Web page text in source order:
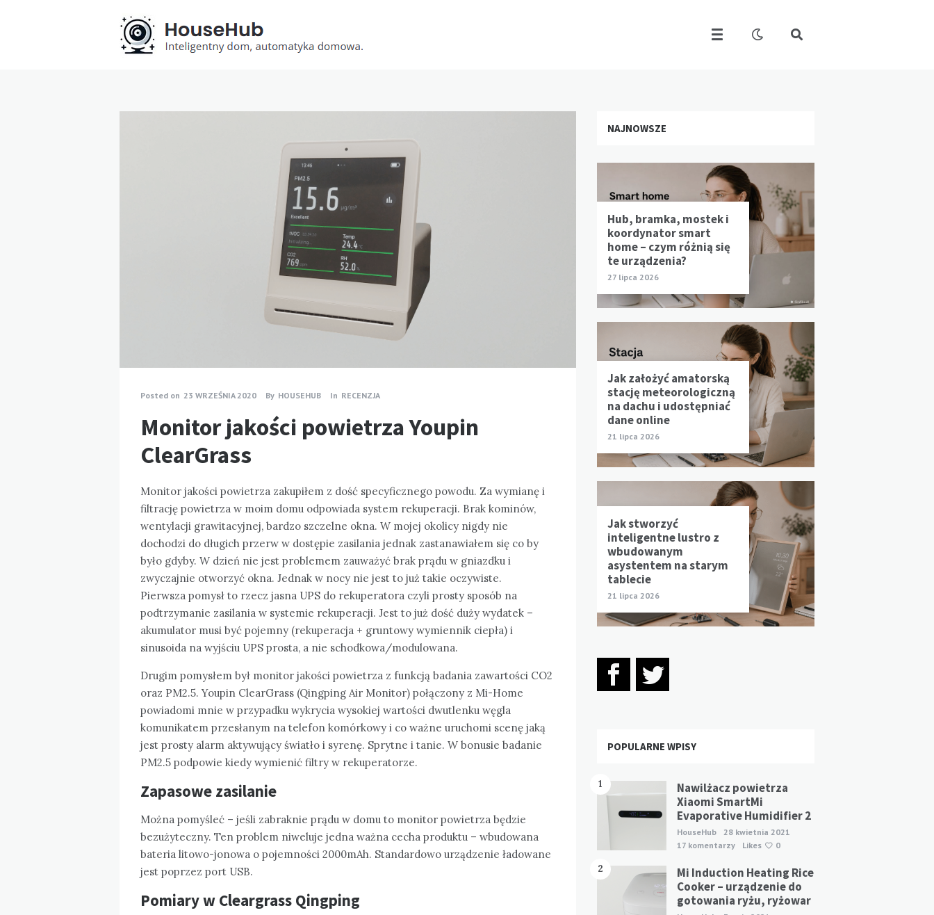
Posted on 23 WRZEŚNIA 2020 By HOUSEHUB In RECENZJA
Monitor jakości powietrza Youpin
ClearGrass
Monitor jakości powietrza zakupiłem z dość specyficznego powodu. Za wymianę i
filtrację powietrza w moim domu odpowiada system rekuperacji. Brak kominów,
wentylacji grawitacyjnej, bardzo szczelne okna. W mojej okolicy nigdy nie
dochodzi do długich przerw w dostępie zasilania jednak zastanawiałem się co by
było gdyby. W dzień nie jest problemem zauważyć brak prądu w gniazdku i
zwyczajnie otworzyć okna. Jednak w nocy nie jest to już takie oczywiste.
Pierwsza pomysł to rzecz jasna UPS do rekuperatora czyli prosty sposób na
podtrzymanie zasilania w systemie rekuperacji. Jest to już dość duży wydatek –
akumulator musi być pojemny (rekuperacja + gruntowy wymiennik ciepła) i
sinusoida na wyjściu UPS prosta, a nie schodkowa/modulowana.
Drugim pomysłem był monitor jakości powietrza z funkcją badania zawartości CO2
oraz PM2.5. Youpin ClearGrass (Qingping Air Monitor) połączony z Mi-Home
powiadomi mnie w przypadku wykrycia wysokiej wartości dwutlenku węgla
komunikatem przesłanym na telefon komórkowy i co ważne uruchomi scenę jaką
jest prosty alarm aktywujący światło i syrenę. Sprytne i tanie. W bonusie badanie
PM2.5 podpowie kiedy wymienić filtry w rekuperatorze.
Zapasowe zasilanie
Można pomyśleć – jeśli zabraknie prądu w domu to monitor powietrza będzie
bezużyteczny. Ten problem niweluje jedna ważna cecha produktu – wbudowana
bateria litowo-jonowa o pojemności 2000mAh. Standardowo urządzenie ładowane
jest poprzez port USB.
Pomiary w Cleargrass Qingping
NAJNOWSZE
Hub, bramka, mostek i
koordynator smart
home – czym różnią się
te urządzenia?
27 lipca 2026
Jak założyć amatorską
stację meteorologiczną
na dachu i udostępniać
dane online
21 lipca 2026
Jak stworzyć
inteligentne lustro z
wbudowanym
asystentem na starym
tablecie
21 lipca 2026
POPULARNE WPISY
1
Nawilżacz powietrza
Xiaomi SmartMi
Evaporative Humidifier 2
HouseHub
28 kwietnia 2021
17 komentarzy
Likes 0
2
Mi Induction Heating Rice
Cooker – urządzenie do
gotowania ryżu, ryżowar